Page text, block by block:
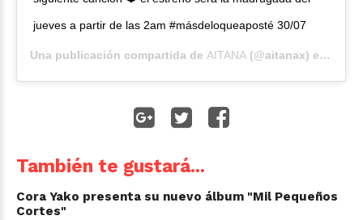
jueves a partir de las 2am #másdeloqueaposté 30/07
Una publicación compartida de AITANA (@aitanax) el 26
También te gustará...
Cora Yako presenta su nuevo álbum "Mil Pequeños
Cortes"